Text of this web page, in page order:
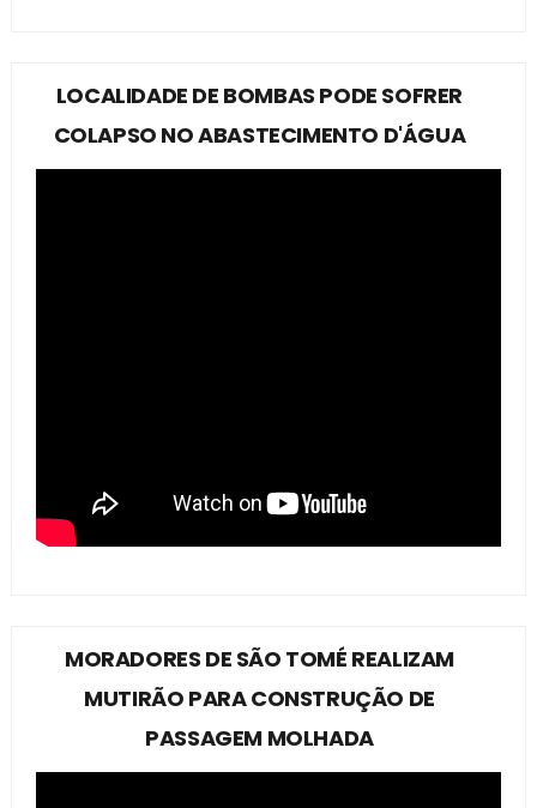
LOCALIDADE DE BOMBAS PODE SOFRER
COLAPSO NO ABASTECIMENTO D'ÁGUA
MORADORES DE SÃO TOMÉ REALIZAM
MUTIRÃO PARA CONSTRUÇÃO DE
PASSAGEM MOLHADA